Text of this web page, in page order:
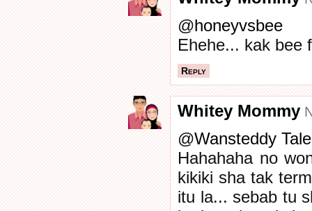
@honeyvsbee
Ehehe... kak bee
Reply
Whitey Mommy
@Wansteddy
Hahahaha no
kikiki sha tak
itu la... sebab tu